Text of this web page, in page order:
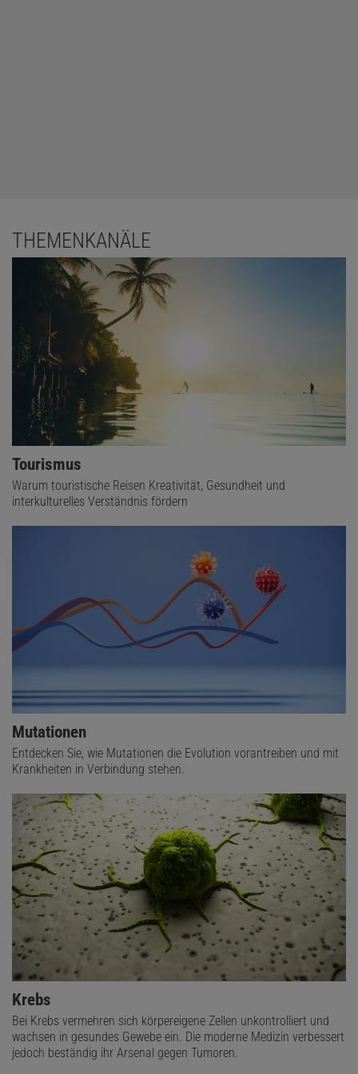
THEMENKANÄLE
Tourismus
Warum touristische Reisen Kreativität, Gesundheit und
interkulturelles Verständnis fördern
Mutationen
Entdecken Sie, wie Mutationen die Evolution vorantreiben und mit
Krankheiten in Verbindung stehen.
Krebs
Bei Krebs vermehren sich körpereigene Zellen unkontrolliert und
wachsen in gesundes Gewebe ein. Die moderne Medizin verbessert
jedoch beständig ihr Arsenal gegen Tumoren.